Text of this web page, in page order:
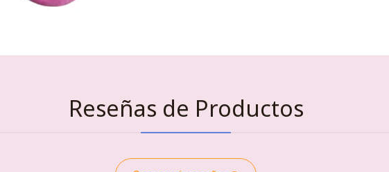
Reseñas de Productos